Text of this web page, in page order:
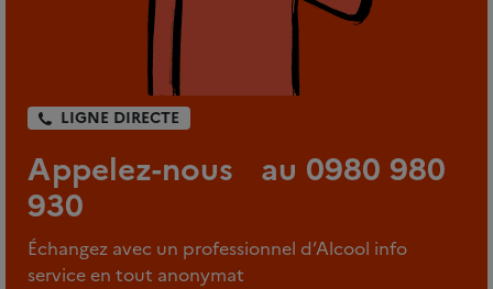
LIGNE DIRECTE
Appelez-nous au 0980 980
930
Échangez avec un professionnel d’Alcool info
service en tout anonymat